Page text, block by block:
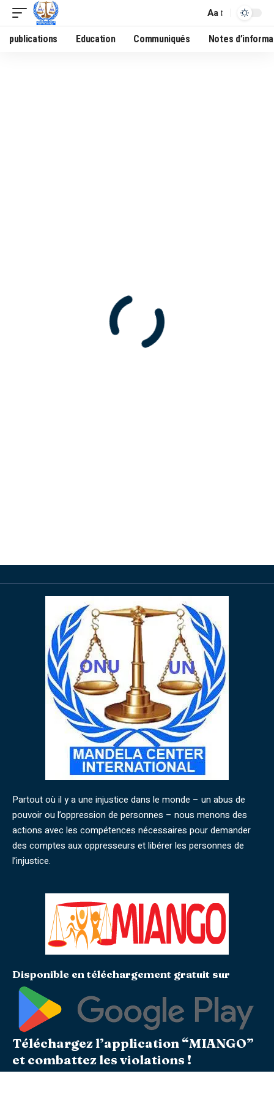
Aa
publications Education Communiqués Notes
Partout où il y a une injustice dans le monde – un abus de
pouvoir ou l’oppression de personnes – nous menons des
actions avec les compétences nécessaires pour demander
des comptes aux oppresseurs et libérer les personnes de
l’injustice.
Disponible en téléchargement gratuit sur
Téléchargez l’application “MIANGO”
et combattez les violations !